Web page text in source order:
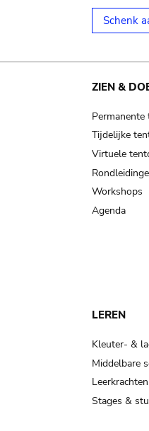
Schenk
ZIEN &
Tijdelijke
Virtuele
Workshops
Agenda
LEREN
Kleuter- &
Middelbare
Leerkrachten
Stages &